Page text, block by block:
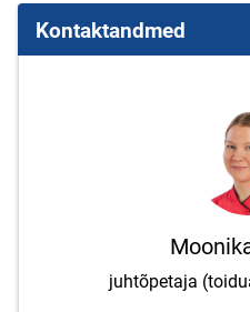
Kontaktandmed
juhtõpetaja